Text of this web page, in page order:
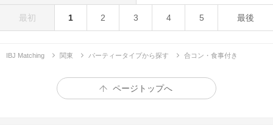
最初 1 2 3 4 5 最後
IBJ Matching 関東 パーティータイプから探す 合コン・食事付き
ページトップへ